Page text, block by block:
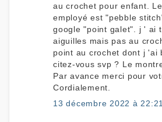
au crochet pour enfant.
employé est "pebble
google "point galet". j ' ai
aiguilles mais pas au
point au crochet dont j 'ai
citez-vous svp ? Le
Par avance merci pour
Cordialement.
13 décembre 2022 à 22:21